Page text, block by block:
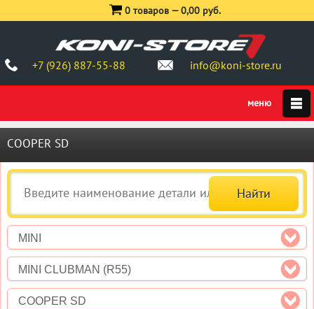
+7 (926) 887-55-88 info@koni-store.ru
0 товаров —0,00 руб.
COOPER SD
MINI
MINI CLUBMAN (R55)
COOPER SD